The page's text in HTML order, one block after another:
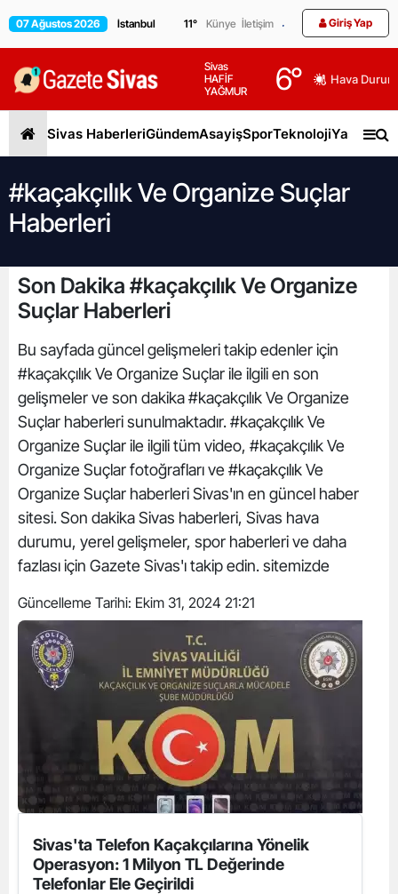
07 Ağustos 2026 11° Künye İletişim Giriş Yap
Sivas
HAFİF
YAĞMUR
6° Hava
Sivas HaberleriGündemAsayişSporTeknolojiYaşam
#kaçakçılık Ve Organize Suçlar
Haberleri
Son Dakika #kaçakçılık Ve Organize
Suçlar Haberleri
Bu sayfada güncel gelişmeleri takip edenler için
#kaçakçılık Ve Organize Suçlar ile ilgili en son
gelişmeler ve son dakika #kaçakçılık Ve Organize
Suçlar haberleri sunulmaktadır. #kaçakçılık Ve
Organize Suçlar ile ilgili tüm video, #kaçakçılık Ve
Organize Suçlar fotoğrafları ve #kaçakçılık Ve
Organize Suçlar haberleri Sivas'ın en güncel haber
sitesi. Son dakika Sivas haberleri, Sivas hava
durumu, yerel gelişmeler, spor haberleri ve daha
fazlası için Gazete Sivas'ı takip edin. sitemizde
Güncelleme Tarihi: Ekim 31, 2024 21:21
Sivas'ta Telefon Kaçakçılarına Yönelik
Operasyon: 1 Milyon TL Değerinde
Telefonlar Ele Geçirildi